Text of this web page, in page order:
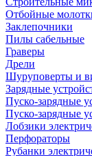
Отбойные
Заклепочники
Пилы сабельные
Граверы
Дрели
Шуруповерты и
Зарядные
Пуско-зарядные
Пуско-зарядные
Лобзики
Перфораторы
Рубанки